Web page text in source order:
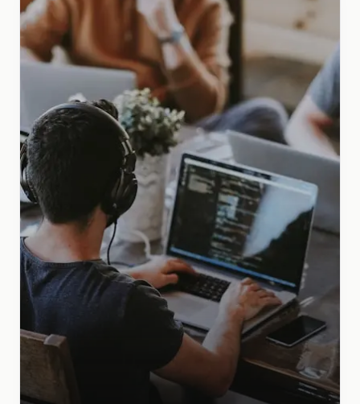
einbringen
Anerkennung
Vom "Handwerker" zum aktiven
Datenpartner
Zeitaufwändiges manuelles Datenbereinigen
Fehlende Transparenz über Datenherkunft und
Keine zentrale, wiederverwendbare Validierungslogik
Schwierige Kommunikation der Ergebnisse weniger